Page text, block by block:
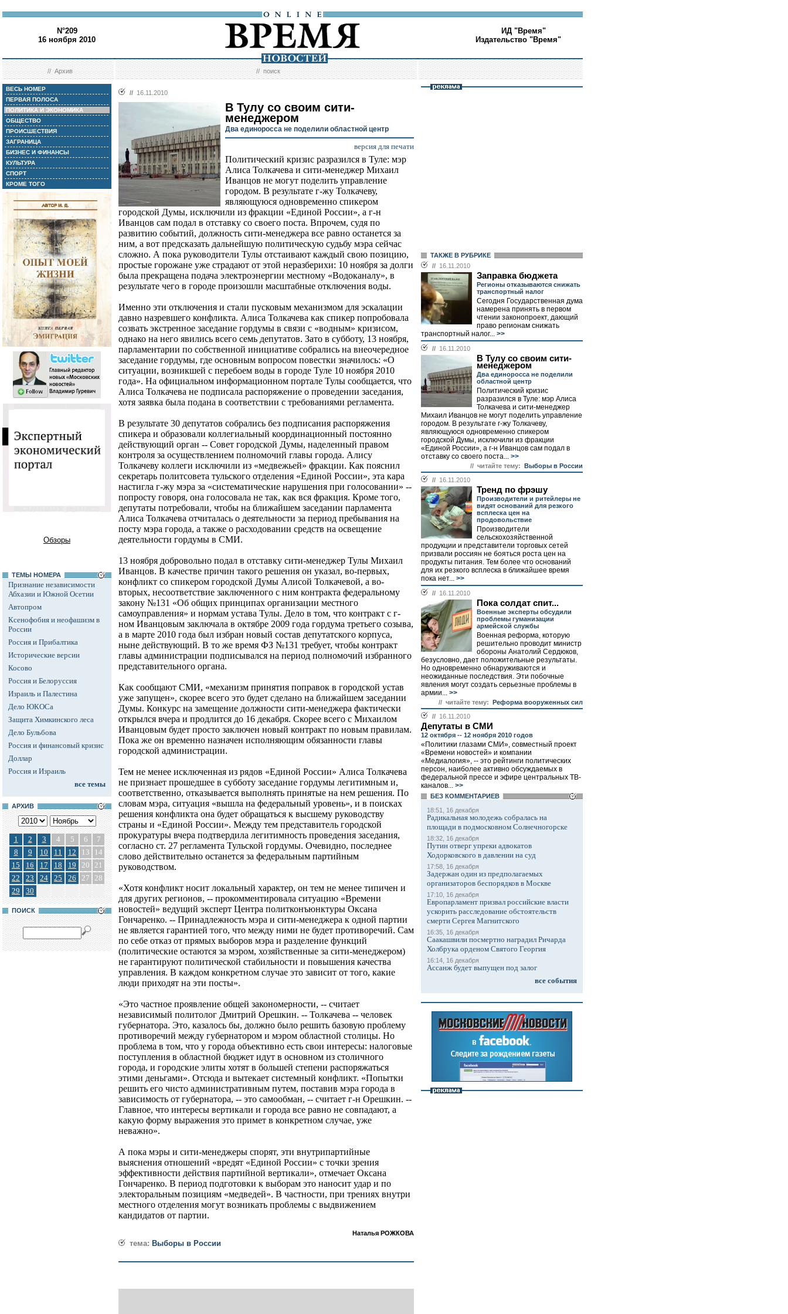
N°209
16 ноября 2010
ИД "Время"
Издательство "Время"
//Архив //поиск
ВЕСЬ НОМЕР
ПЕРВАЯ ПОЛОСА
ПОЛИТИКА И ЭКОНОМИКА
ОБЩЕСТВО
ПРОИСШЕСТВИЯ
ЗАГРАНИЦА
БИЗНЕС И ФИНАНСЫ
КУЛЬТУРА
СПОРТ
КРОМЕ ТОГО
Обзоры
ТЕМЫ НОМЕРА
Признание независимости
Абхазии и Южной Осетии
Автопром
Ксенофобия и неофашизм в
России
Россия и Прибалтика
Исторические версии
Косово
Россия и Белоруссия
Израиль и Палестина
Дело ЮКОСа
Защита Химкинского леса
Дело Бульбова
Россия и финансовый кризис
Доллар
Россия и Израиль
все темы
АРХИВ
1 2 3 4 5 6
7
8
9 10 11 12 13
14
15
16 17 18 19 20 21
22
23 24 25 26 27 28
29
30
ПОИСК
// 16.11.2010
В Тулу со своим сити-
менеджером
Два единоросса не поделили областной центр
версия для печати
Политический кризис разразился в Туле: мэр
Алиса Толкачева и сити-менеджер Михаил
Иванцов не могут поделить управление
городом. В результате г-жу Толкачеву,
являющуюся одновременно спикером
городской Думы, исключили из фракции «Единой России», а г-н
Иванцов сам подал в отставку со своего поста. Впрочем, судя по
развитию событий, должность сити-менеджера все равно останется за
ним, а вот предсказать дальнейшую политическую судьбу мэра сейчас
сложно. А пока руководители Тулы отстаивают каждый свою позицию,
простые горожане уже страдают от этой неразберихи: 10 ноября за долги
была прекращена подача электроэнергии местному «Водоканалу», в
результате чего в городе произошли масштабные отключения воды.
Именно эти отключения и стали пусковым механизмом для эскалации
давно назревшего конфликта. Алиса Толкачева как спикер попробовала
созвать экстренное заседание гордумы в связи с «водным» кризисом,
однако на него явились всего семь депутатов. Зато в субботу, 13 ноября,
парламентарии по собственной инициативе собрались на внеочередное
заседание гордумы, где основным вопросом повестки значилось: «О
ситуации, возникшей с перебоем воды в городе Туле 10 ноября 2010
года». На официальном информационном портале Тулы сообщается, что
Алиса Толкачева не подписала распоряжение о проведении заседания,
хотя заявка была подана в соответствии с требованиями регламента.
В результате 30 депутатов собрались без подписания распоряжения
спикера и образовали коллегиальный координационный постоянно
действующий орган -- Совет городской Думы, наделенный правом
контроля за осуществлением полномочий главы города. Алису
Толкачеву коллеги исключили из «медвежьей» фракции. Как пояснил
секретарь политсовета тульского отделения «Единой России», эта кара
настигла г-жу мэра за «систематические нарушения при голосовании» --
попросту говоря, она голосовала не так, как вся фракция. Кроме того,
депутаты потребовали, чтобы на ближайшем заседании парламента
Алиса Толкачева отчиталась о деятельности за период пребывания на
посту мэра города, а также о расходовании средств на освещение
деятельности гордумы в СМИ.
13 ноября добровольно подал в отставку сити-менеджер Тулы Михаил
Иванцов. В качестве причин такого решения он указал, во-первых,
конфликт со спикером городской Думы Алисой Толкачевой, а во-
вторых, несоответствие заключенного с ним контракта федеральному
закону №131 «Об общих принципах организации местного
самоуправления» и нормам устава Тулы. Дело в том, что контракт с г-
ном Иванцовым заключала в октябре 2009 года гордума третьего созыва,
а в марте 2010 года был избран новый состав депутатского корпуса,
ныне действующий. В то же время ФЗ №131 требует, чтобы контракт
главы администрации подписывался на период полномочий избранного
представительного органа.
Как сообщают СМИ, «механизм принятия поправок в городской устав
уже запущен», скорее всего это будет сделано на ближайшем заседании
Думы. Конкурс на замещение должности сити-менеджера фактически
открылся вчера и продлится до 16 декабря. Скорее всего с Михаилом
Иванцовым будет просто заключен новый контракт по новым правилам.
Пока же он временно назначен исполняющим обязанности главы
городской администрации.
Тем не менее исключенная из рядов «Единой России» Алиса Толкачева
не признает прошедшее в субботу заседание гордумы легитимным и,
соответственно, отказывается выполнять принятые на нем решения. По
словам мэра, ситуация «вышла на федеральный уровень», и в поисках
решения конфликта она будет обращаться к высшему руководству
страны и «Единой России». Между тем представитель городской
прокуратуры вчера подтвердила легитимность проведения заседания,
согласно ст. 27 регламента Тульской гордумы. Очевидно, последнее
слово действительно останется за федеральным партийным
руководством.
«Хотя конфликт носит локальный характер, он тем не менее типичен и
для других регионов, -- прокомментировала ситуацию «Времени
новостей» ведущий эксперт Центра политконъюнктуры Оксана
Гончаренко. -- Принадлежность мэра и сити-менеджера к одной партии
не является гарантией того, что между ними не будет противоречий. Сам
по себе отказ от прямых выборов мэра и разделение функций
(политические остаются за мэром, хозяйственные за сити-менеджером)
не гарантируют политической стабильности и повышения качества
управления. В каждом конкретном случае это зависит от того, какие
люди приходят на эти посты».
«Это частное проявление общей закономерности, -- считает
независимый политолог Дмитрий Орешкин. -- Толкачева -- человек
губернатора. Это, казалось бы, должно было решить базовую проблему
противоречий между губернатором и мэром областной столицы. Но
проблема в том, что у города объективно есть свои интересы: налоговые
поступления в областной бюджет идут в основном из столичного
города, и городские элиты хотят в большей степени распоряжаться
этими деньгами». Отсюда и вытекает системный конфликт. «Попытки
решить его чисто административным путем, поставив мэра города в
зависимость от губернатора, -- это самообман, -- считает г-н Орешкин. --
Главное, что интересы вертикали и города все равно не совпадают, а
какую форму выражения это примет в конкретном случае, уже
неважно».
А пока мэры и сити-менеджеры спорят, эти внутрипартийные
выяснения отношений «вредят «Единой России» с точки зрения
эффективности действия партийной вертикали», отмечает Оксана
Гончаренко. В период подготовки к выборам это наносит удар и по
электоральным позициям «медведей». В частности, при трениях внутри
местного отделения могут возникать проблемы с выдвижением
кандидатов от партии.
Наталья РОЖКОВА
тема: Выборы в России
ТАКЖЕ В РУБРИКЕ
// 16.11.2010
Заправка бюджета
Регионы отказываются снижать
транспортный налог
Сегодня Государственная дума
намерена принять в первом
чтении законопроект, дающий
право регионам снижать
транспортный налог... >>
// 16.11.2010
В Тулу со своим сити-
менеджером
Два единоросса не поделили
областной центр
Политический кризис
разразился в Туле: мэр Алиса
Толкачева и сити-менеджер
Михаил Иванцов не могут поделить управление
городом. В результате г-жу Толкачеву,
являющуюся одновременно спикером
городской Думы, исключили из фракции
«Единой России», а г-н Иванцов сам подал в
отставку со своего поста... >>
// читайте тему: Выборы в России
// 16.11.2010
Тренд по фрэшу
Производители и ритейлеры не
видят оснований для резкого
всплеска цен на
продовольствие
Производители
сельскохозяйственной
продукции и представители торговых сетей
призвали россиян не бояться роста цен на
продукты питания. Тем более что оснований
для их резкого всплеска в ближайшее время
пока нет... >>
// 16.11.2010
Пока солдат спит...
Военные эксперты обсудили
проблемы гуманизации
армейской службы
Военная реформа, которую
решительно проводит министр
обороны Анатолий Сердюков,
безусловно, дает положительные результаты.
Но одновременно обнаруживаются и
неожиданные последствия. Эти побочные
явления могут создать серьезные проблемы в
армии... >>
// читайте тему: Реформа вооруженных сил
// 16.11.2010
Депутаты в СМИ
12 октября -- 12 ноября 2010 годов
«Политики глазами СМИ», совместный проект
«Времени новостей» и компании
«Медиалогия», -- это рейтинги политических
персон, наиболее активно обсуждаемых в
федеральной прессе и эфире центральных ТВ-
каналов... >>
БЕЗ КОМMЕНТАРИЕВ
18:51, 16 декабря
Радикальная молодежь собралась на
площади в подмосковном Солнечногорске
18:32, 16 декабря
Путин отверг упреки адвокатов
Ходорковского в давлении на суд
17:58, 16 декабря
Задержан один из предполагаемых
организаторов беспорядков в Москве
17:10, 16 декабря
Европарламент призвал российские власти
ускорить расследование обстоятельств
смерти Сергея Магнитского
16:35, 16 декабря
Саакашвили посмертно наградил Ричарда
Холбрука орденом Святого Георгия
16:14, 16 декабря
Ассанж будет выпущен под залог
все события